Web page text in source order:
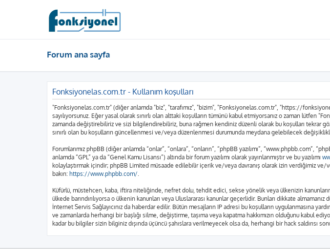
Forum ana sayfa
Fonksiyonelas.com.tr - Kullanım koşulları
"Fonksiyonelas.com.tr" (diğer anlamda "biz", "tarafımız", "bizim", "Fonksiyonelas.com.tr", "https://
sayılıyorsunuz. Eğer yasal olarak sınırlı olan alttaki koşulların tümünü kabul etmiyorsanız o zaman lütfen
zamanda değiştirebiliriz ve sizi bilgilendirebiliriz, buna rağmen kendiniz düzenli olarak bu koşulları tekrar
sınırlı olan bu koşulların güncellenmesi ve/veya düzenlenmesi durumunda meydana gelebilecek
Forumlarımız phpBB (diğer anlamda “onlar”, “onlara”, “onların”, “phpBB yazılımı”, “www.phpbb.com”,
anlamda “GPL” ya da “Genel Kamu Lisansı”) altında bir forum yazılımı olarak yayınlanmıştır ve bu yazılımı
kolaylaştırmak içindir; phpBB Limited müsaade edilebilir içerik ve/veya davranış olarak izin verdiğimiz
bakın: https://www.phpbb.com/.
Küfürlü, müstehcen, kaba, iftira niteliğinde, nefret dolu, tehdit edici, sekse yönelik veya ülkenizin
ülkede barındırılıyorsa o ülkenin kanunları veya Uluslararası kanunlar geçerlidir. Bunları dikkate
İnternet Servis Sağlayıcınız da haberdar edilir. Bütün mesajların IP adresi bu koşulların uygulanmasına
ve zamanlarda herhangi bir başlığı silme, değiştirme, taşıma veya kapatma hakkımızın olduğunu kabul
kadar bu bilgiler sizin bilginiz dışında üçüncü şahıslara verilmeyecek olsa da, herhangi bir hack saldırısı